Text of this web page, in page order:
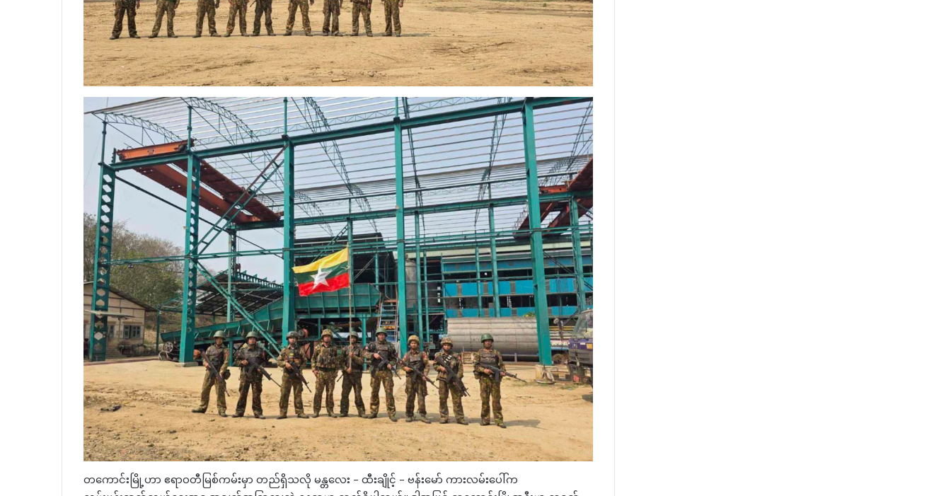
တကောင်းမြို့ဟာ ဧရာဝတီမြစ်ကမ်းမှာ တည်ရှိသလို မန္တလေး – ထီးချိုင့် – ဗန်းမော် ကားလမ်းပေါ်က